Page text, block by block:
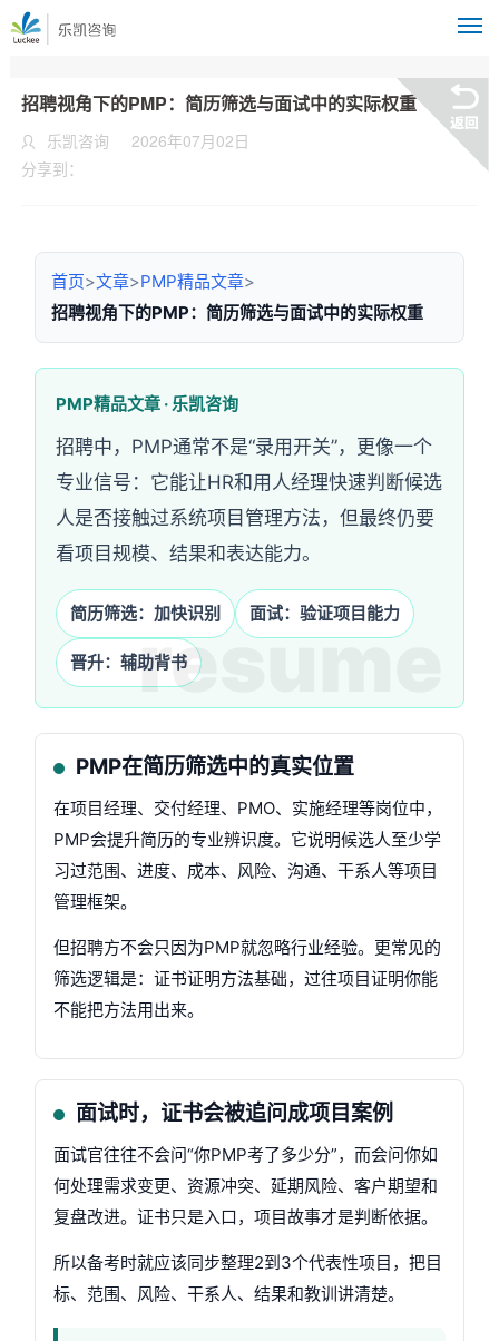
招聘视角下的PMP：简历筛选与面试中的实际权重
乐凯咨询
2026年07月02日
分享到：
首页>文章>PMP精品文章>
招聘视角下的PMP：简历筛选与面试中的实际权重
PMP精品文章 · 乐凯咨询
招聘中，PMP通常不是“录用开关”，更像一个
专业信号：它能让HR和用人经理快速判断候选
人是否接触过系统项目管理方法，但最终仍要
看项目规模、结果和表达能力。
简历筛选：加快识别 面试：验证项目能力
晋升：辅助背书
PMP在简历筛选中的真实位置
在项目经理、交付经理、PMO、实施经理等岗位中，
PMP会提升简历的专业辨识度。它说明候选人至少学
习过范围、进度、成本、风险、沟通、干系人等项目
管理框架。
但招聘方不会只因为PMP就忽略行业经验。更常见的
筛选逻辑是：证书证明方法基础，过往项目证明你能
不能把方法用出来。
面试时，证书会被追问成项目案例
面试官往往不会问“你PMP考了多少分”，而会问你如
何处理需求变更、资源冲突、延期风险、客户期望和
复盘改进。证书只是入口，项目故事才是判断依据。
所以备考时就应该同步整理2到3个代表性项目，把目
标、范围、风险、干系人、结果和教训讲清楚。